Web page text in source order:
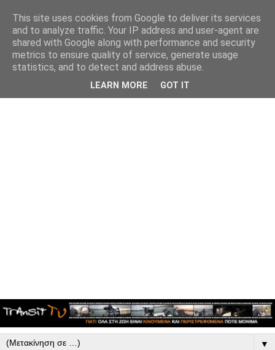
▼
This site uses cookies from Google to deliver its services
and to analyze traffic. Your IP address and user-agent are
shared with Google along with performance and security
metrics to ensure quality of service, generate usage
statistics, and to detect and address abuse.
LEARN MORE GOT IT